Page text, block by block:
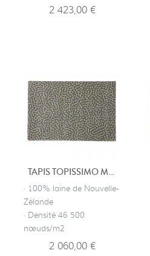
2 423,00 €
TAPIS TOPISSIMO MULTI BLEUS
· 100% laine de Nouvelle-
Zélande
· Densité 46 500
nœuds/m2
2 060,00 €